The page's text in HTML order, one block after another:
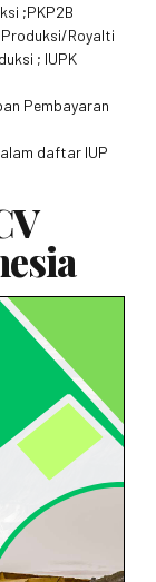
;PKP2B
Royalti
; IUPK
Pembayaran
daftar IUP